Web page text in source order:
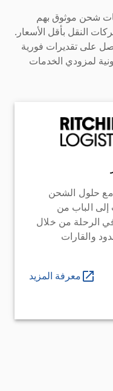
شحن موثوق بهم
النقل بأقل الأسعار.
على تقديرات فورية
لمزودي الخدمات
حلول الشحن
إلى الباب من
الرحلة من خلال
والقارات
معرفة المزيد